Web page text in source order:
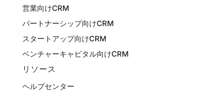
営業向けCRM
パートナーシップ向けCRM
スタートアップ向けCRM
ベンチャーキャピタル向けCRM
リソース
ヘルプセンター